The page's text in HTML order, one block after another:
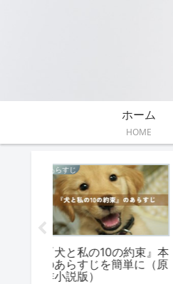
ホーム
HOME
伝えたいこと
『桜のような僕の恋人
が伝えたいこと。4つの
深いメッセージ